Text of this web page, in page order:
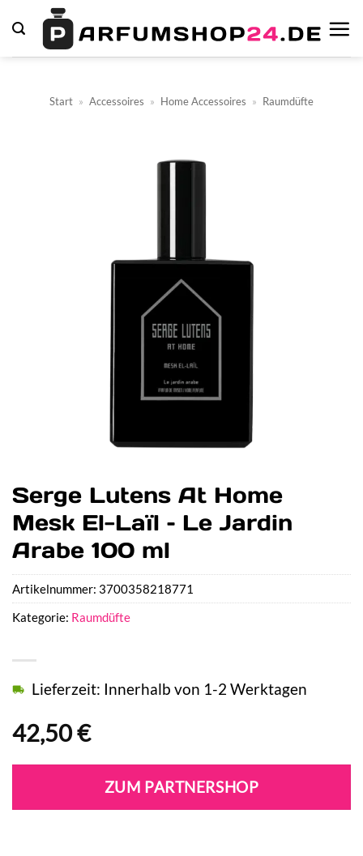
Inhalt
springen
Start » Accessoires » Home Accessoires » Raumdüfte
Serge Lutens At Home
Mesk El-Laïl – Le Jardin
Arabe 100 ml
42,50€
Lieferzeit: Innerhalb von 1-2 Werktagen
ZUM PARTNERSHOP
Artikelnummer: 3700358218771
Kategorie: Raumdüfte